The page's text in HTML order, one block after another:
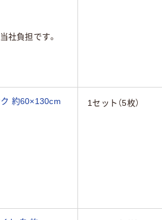
社負担です。
約60×130cm
1セット（5枚）